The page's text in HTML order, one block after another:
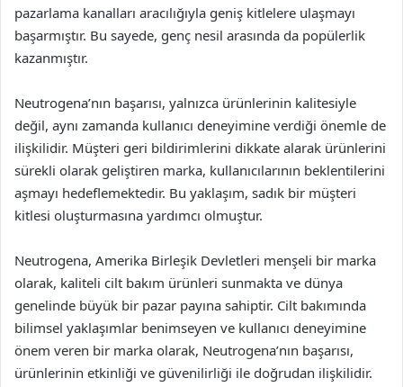
pazarlama kanalları aracılığıyla geniş kitlelere ulaşmayı
başarmıştır. Bu sayede, genç nesil arasında da popülerlik
kazanmıştır.
Neutrogena’nın başarısı, yalnızca ürünlerinin kalitesiyle
değil, aynı zamanda kullanıcı deneyimine verdiği önemle de
ilişkilidir. Müşteri geri bildirimlerini dikkate alarak ürünlerini
sürekli olarak geliştiren marka, kullanıcılarının beklentilerini
aşmayı hedeflemektedir. Bu yaklaşım, sadık bir müşteri
kitlesi oluşturmasına yardımcı olmuştur.
Neutrogena, Amerika Birleşik Devletleri menşeli bir marka
olarak, kaliteli cilt bakım ürünleri sunmakta ve dünya
genelinde büyük bir pazar payına sahiptir. Cilt bakımında
bilimsel yaklaşımlar benimseyen ve kullanıcı deneyimine
önem veren bir marka olarak, Neutrogena’nın başarısı,
ürünlerinin etkinliği ve güvenilirliği ile doğrudan ilişkilidir.